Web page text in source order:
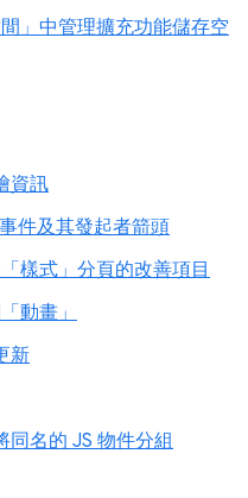
」中管理擴充功能儲存空
資訊
件及其發起者箭頭
樣式」分頁的改善項目
動畫」
新
同名的 JS 物件分組